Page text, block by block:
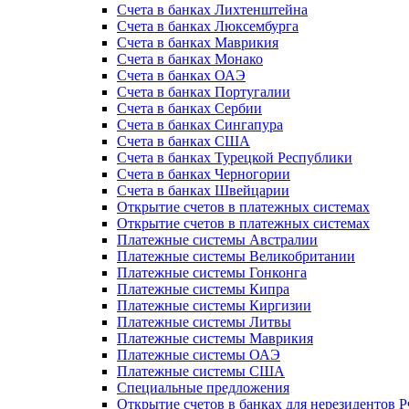
Счета в банках Лихтенштейна
Счета в банках Люксембурга
Счета в банках Маврикия
Счета в банках Монако
Счета в банках ОАЭ
Счета в банках Португалии
Счета в банках Сербии
Счета в банках Сингапура
Счета в банках США
Счета в банках Турецкой Республики
Счета в банках Черногории
Счета в банках Швейцарии
Открытие счетов в платежных системах
Открытие счетов в платежных системах
Платежные системы Австралии
Платежные системы Великобритании
Платежные системы Гонконга
Платежные системы Кипра
Платежные системы Киргизии
Платежные системы Литвы
Платежные системы Маврикия
Платежные системы ОАЭ
Платежные системы США
Специальные предложения
Открытие счетов в банках для нерезидентов